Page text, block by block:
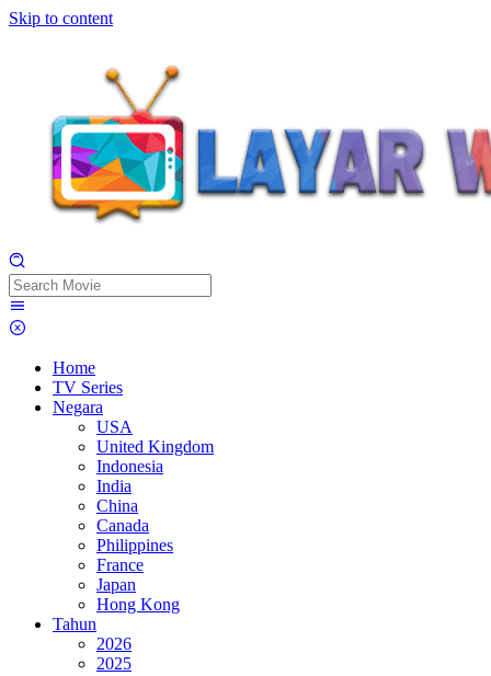
Skip to content
Home
TV Series
Negara
USA
United Kingdom
Indonesia
India
China
Canada
Philippines
France
Japan
Hong Kong
Tahun
2026
2025